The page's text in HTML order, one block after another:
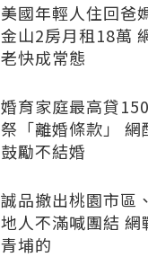
美國年輕人住回爸
金山2房月租18萬
老快成常態
婚育家庭最高貸
祭「離婚條款」 網
鼓勵不結婚
誠品撤出桃園市區
地人不滿喊團結 網
青埔的